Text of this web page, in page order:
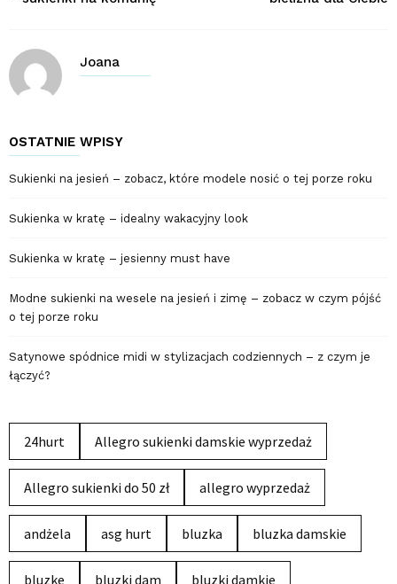
Joana
OSTATNIE WPISY
Sukienki na jesień – zobacz, które modele nosić o tej porze roku
Sukienka w kratę – idealny wakacyjny look
Sukienka w kratę – jesienny must have
Modne sukienki na wesele na jesień i zimę – zobacz w czym pójść
o tej porze roku
Satynowe spódnice midi w stylizacjach codziennych – z czym je
łączyć?
24hurt Allegro sukienki damskie wyprzedaż
Allegro sukienki do 50 zł allegro wyprzedaż
andżela asg hurt bluzka bluzka damskie
bluzke bluzki dam bluzki damkie